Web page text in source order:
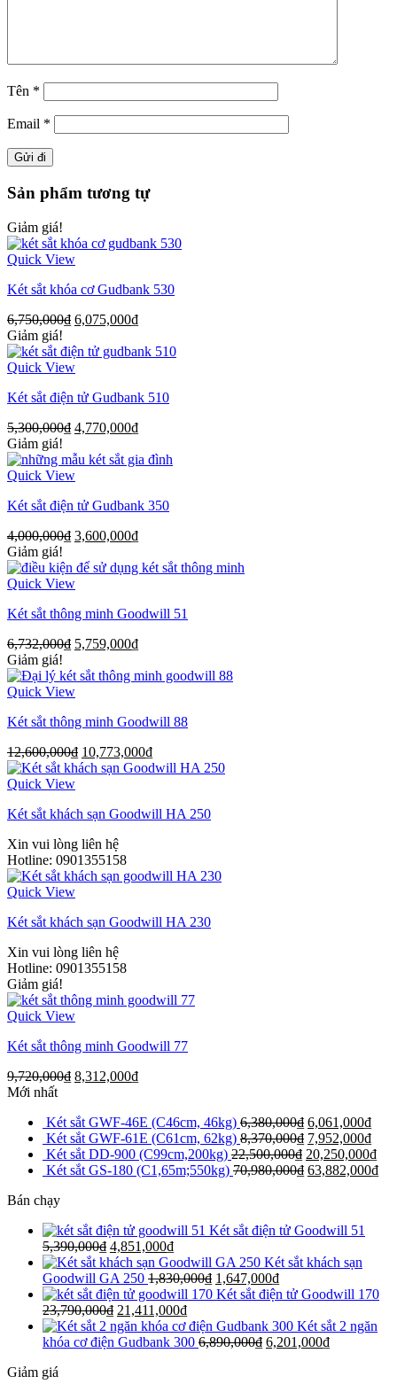
Tên *
Email *
Sản phẩm tương tự
Giảm giá!
Quick View
Két sắt khóa cơ Gudbank 530
6,750,000₫ 6,075,000₫
Giảm giá!
Quick View
Két sắt điện tử Gudbank 510
5,300,000₫ 4,770,000₫
Giảm giá!
Quick View
Két sắt điện tử Gudbank 350
4,000,000₫ 3,600,000₫
Giảm giá!
Quick View
Két sắt thông minh Goodwill 51
6,732,000₫ 5,759,000₫
Giảm giá!
Quick View
Két sắt thông minh Goodwill 88
12,600,000₫ 10,773,000₫
Quick View
Két sắt khách sạn Goodwill HA 250
Xin vui lòng liên hệ
Hotline: 0901355158
Quick View
Két sắt khách sạn Goodwill HA 230
Xin vui lòng liên hệ
Hotline: 0901355158
Giảm giá!
Quick View
Két sắt thông minh Goodwill 77
9,720,000₫ 8,312,000₫
Mới nhất
Két sắt GWF-46E (C46cm, 46kg) 6,380,000₫ 6,061,000₫
Két sắt GWF-61E (C61cm, 62kg) 8,370,000₫ 7,952,000₫
Két sắt DD-900 (C99cm,200kg) 22,500,000₫ 20,250,000₫
Két sắt GS-180 (C1,65m;550kg) 70,980,000₫ 63,882,000₫
Bán chạy
Két sắt điện tử Goodwill 51
5,390,000₫ 4,851,000₫
Két sắt khách sạn
Goodwill GA 250 1,830,000₫ 1,647,000₫
Két sắt điện tử Goodwill 170
23,790,000₫ 21,411,000₫
Két sắt 2 ngăn
khóa cơ điện Gudbank 300 6,890,000₫ 6,201,000₫
Giảm giá